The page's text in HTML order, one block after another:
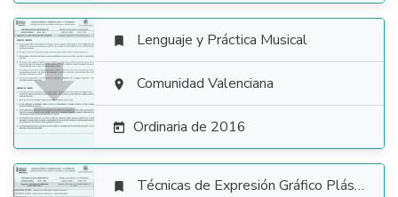

 Lenguaje y Práctica Musical
 Comunidad Valenciana
 Ordinaria de 2016
 Técnicas de Expresión Gráfico Plástica